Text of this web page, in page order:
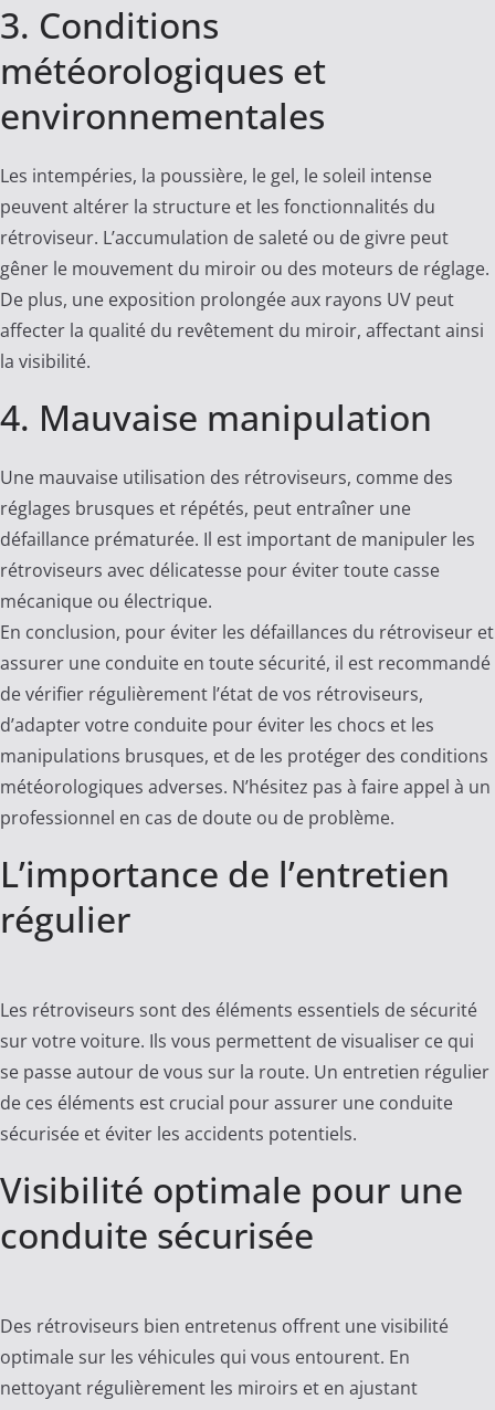
3. Conditions
météorologiques et
environnementales
Les intempéries, la poussière, le gel, le soleil intense
peuvent altérer la structure et les fonctionnalités du
rétroviseur. L’accumulation de saleté ou de givre peut
gêner le mouvement du miroir ou des moteurs de réglage.
De plus, une exposition prolongée aux rayons UV peut
affecter la qualité du revêtement du miroir, affectant ainsi
la visibilité.
4. Mauvaise manipulation
Une mauvaise utilisation des rétroviseurs, comme des
réglages brusques et répétés, peut entraîner une
défaillance prématurée. Il est important de manipuler les
rétroviseurs avec délicatesse pour éviter toute casse
mécanique ou électrique.
En conclusion, pour éviter les défaillances du rétroviseur et
assurer une conduite en toute sécurité, il est recommandé
de vérifier régulièrement l’état de vos rétroviseurs,
d’adapter votre conduite pour éviter les chocs et les
manipulations brusques, et de les protéger des conditions
météorologiques adverses. N’hésitez pas à faire appel à un
professionnel en cas de doute ou de problème.
L’importance de l’entretien
régulier
Les rétroviseurs sont des éléments essentiels de sécurité
sur votre voiture. Ils vous permettent de visualiser ce qui
se passe autour de vous sur la route. Un entretien régulier
de ces éléments est crucial pour assurer une conduite
sécurisée et éviter les accidents potentiels.
Visibilité optimale pour une
conduite sécurisée
Des rétroviseurs bien entretenus offrent une visibilité
optimale sur les véhicules qui vous entourent. En
nettoyant régulièrement les miroirs et en ajustant